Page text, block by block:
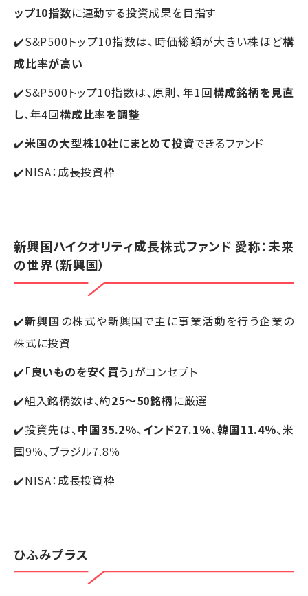
ップ10指数に連動する投資成果を目指す
✔️S&P500トップ10指数は、時価総額が大きい株ほど構
成比率が高い
✔️S&P500トップ10指数は、原則、年1回構成銘柄を見直
し、年4回構成比率を調整
✔️米国の大型株10社にまとめて投資できるファンド
✔️NISA：成長投資枠
新興国ハイクオリティ成長株式ファンド 愛称：未来
の世界（新興国）
✔️新興国 の株式や新興国で主に事業活動を行う企業の
株式に投資
✔️「良いものを安く買う 」がコンセプト
✔️組入銘柄数は、約25～50銘柄に厳選
✔️投資先は、 中国35.2％、 インド27.1％、韓国11.4％、米
国9％、ブラジル7.8％
✔️NISA：成長投資枠
ひふみプラス